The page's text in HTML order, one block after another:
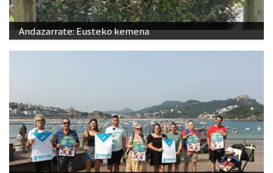
Andazarrate: Eusteko kemena